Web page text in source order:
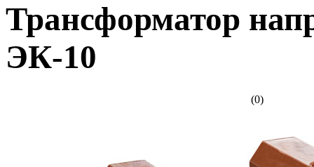
Трансформатор
ЭК-10
(0)